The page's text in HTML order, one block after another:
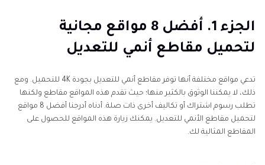
الجزء 2: مقارنة سريعة لمواقع مقاطع الأنمي الخام
الجزء 3. التحديات الشائعة عند تحرير مقاطع الأنمي
للمشاريع
نصائح احترافية. أفضل محسن أنمي لتحرير مقاطع الأنمي
الجزء 1. أفضل 8 مواقع مجانية
لتحميل مقاطع أنمي للتعديل
تدعي مواقع مختلفة أنها توفر مقاطع أنمي للتعديل بجودة 4K للتحميل. ومع
ذلك، لا يمكننا الوثوق بالكثير منها؛ حيث تقدم هذه المواقع مقاطع ولكنها
تطلب رسوم اشتراك أو تكاليف أخرى ذات صلة. أدناه أدرجنا أفضل 8 مواقع
لتحميل مقاطع الأنمي للتعديل. يمكنك زيارة هذه المواقع للحصول على
المقاطع المثالية لك.